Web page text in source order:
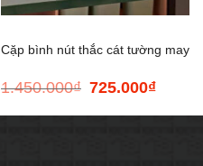
Cặp bình nút thắc cát tường may
1.450.000₫ Giá
725.000₫Giá